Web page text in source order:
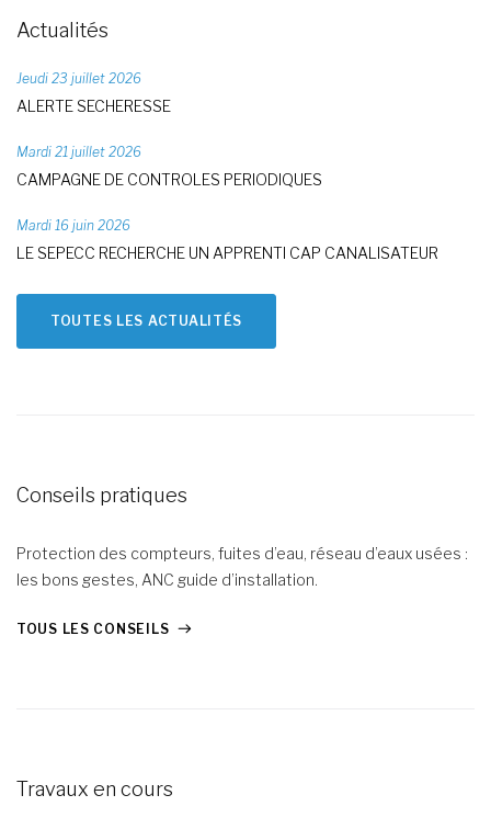
Actualités
Jeudi 23 juillet 2026
ALERTE SECHERESSE
Mardi 21 juillet 2026
CAMPAGNE DE CONTROLES PERIODIQUES
Mardi 16 juin 2026
LE SEPECC RECHERCHE UN APPRENTI CAP CANALISATEUR
TOUTES LES ACTUALITÉS
Conseils pratiques
Protection des compteurs, fuites d’eau, réseau d’eaux usées :
les bons gestes, ANC guide d’installation.
TOUS LES CONSEILS
Travaux en cours